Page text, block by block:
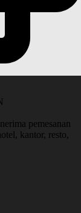
pemesanan
kantor, resto,